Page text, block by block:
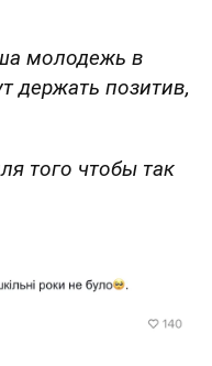
молодежь в
держать позитив,
того чтобы так